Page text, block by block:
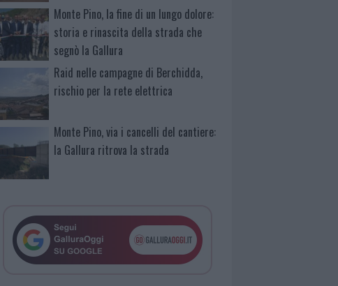
Monte Pino, la fine di un lungo dolore:
storia e rinascita della strada che
segnò la Gallura
Raid nelle campagne di Berchidda,
rischio per la rete elettrica
Monte Pino, via i cancelli del cantiere:
la Gallura ritrova la strada